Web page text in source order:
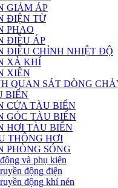
GIẢM ÁP
ĐIỆN TỪ
PHAO
ĐIỀU ÁP
ĐIỀU CHỈNH NHIỆT ĐỘ
XẢ KHÍ
XIÊN
QUAN SÁT DÒNG
BIỂN
CỬA TÀU BIỂN
GÓC TÀU BIỂN
HƠI TÀU BIỂN
THÔNG HƠI
PHÒNG SÓNG
và phụ kiện
động điện
động khí nén